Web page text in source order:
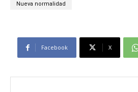
Nueva normalidad
Facebook X